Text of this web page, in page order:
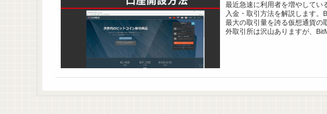
最近急速に利用者を増やしてい
入金・取引方法を解説します。
最大の取引量を誇る仮想通貨の
外取引所は沢山ありますが、